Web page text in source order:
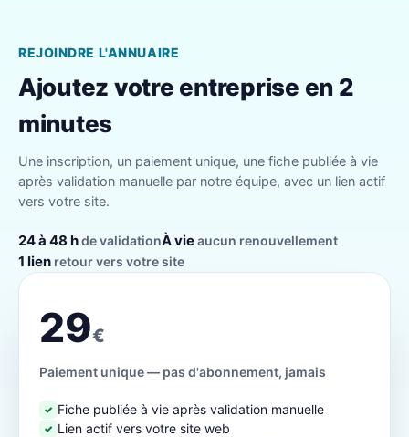
REJOINDRE L'ANNUAIRE
Ajoutez votre entreprise en 2
minutes
Une inscription, un paiement unique, une fiche publiée à vie
après validation manuelle par notre équipe, avec un lien actif
vers votre site.
24 à 48 hde validationÀ vieaucun renouvellement
1 lien retour vers votre site
29€
Paiement unique — pas d'abonnement, jamais
✓ Fiche publiée à vie après validation manuelle
✓ Lien actif vers votre site web